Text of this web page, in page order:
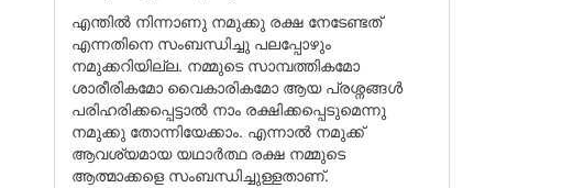
എന്തിൽ നിന്നാണു നമുക്കു രക്ഷ നേടേണ്ടത്
എന്നതിനെ സംബന്ധിച്ചു പലപ്പോഴും
നമുക്കറിയില്ല. നമ്മുടെ സാമ്പത്തികമോ
ശാരീരികമോ വൈകാരികമോ ആയ പ്രശ്നങ്ങൾ
പരിഹരിക്കപ്പെട്ടാൽ നാം രക്ഷിക്കപ്പെടുമെന്നു
നമുക്കു തോന്നിയേക്കാം. എന്നാൽ നമുക്ക്
ആവശ്യമായ യഥാർത്ഥ രക്ഷ നമ്മുടെ
ആത്മാക്കളെ സംബന്ധിച്ചുള്ളതാണ്.